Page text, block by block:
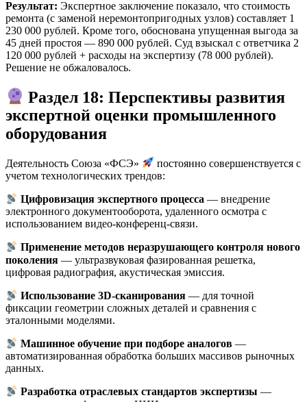
Результат: Экспертное заключение показало, что стоимость
ремонта (с заменой неремонтопригодных узлов) составляет 1
230 000 рублей. Кроме того, обоснована упущенная выгода за
45 дней простоя — 890 000 рублей. Суд взыскал с ответчика 2
120 000 рублей + расходы на экспертизу (78 000 рублей).
Решение не обжаловалось.
Раздел 18: Перспективы развития
экспертной оценки промышленного
оборудования
Деятельность Союза «ФСЭ»
постоянно совершенствуется с
учетом технологических трендов:
Цифровизация экспертного процесса — внедрение
электронного документооборота, удаленного осмотра с
использованием видео-конференц-связи.
Применение методов неразрушающего контроля нового
поколения — ультразвуковая фазированная решетка,
цифровая радиография, акустическая эмиссия.
Использование 3D-сканирования — для точной
фиксации геометрии сложных деталей и сравнения с
эталонными моделями.
Машинное обучение при подборе аналогов —
автоматизированная обработка больших массивов рыночных
данных.
Разработка отраслевых стандартов экспертизы —